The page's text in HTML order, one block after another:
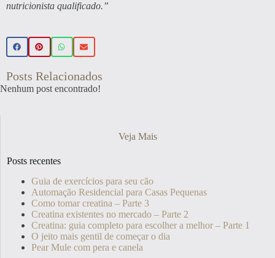
nutricionista qualificado.”
Posts Relacionados
Nenhum post encontrado!
Veja Mais
Posts recentes
Guia de exercícios para seu cão
Automação Residencial para Casas Pequenas
Como tomar creatina – Parte 3
Creatina existentes no mercado – Parte 2
Creatina: guia completo para escolher a melhor – Parte 1
O jeito mais gentil de começar o dia
Pear Mule com pera e canela